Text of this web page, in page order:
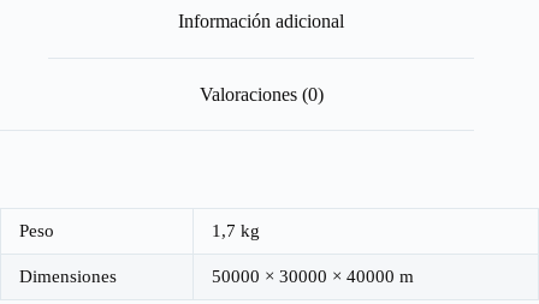
Información adicional
Valoraciones (0)
Peso 1,7 kg
Dimensiones 50000 × 30000 × 40000 m